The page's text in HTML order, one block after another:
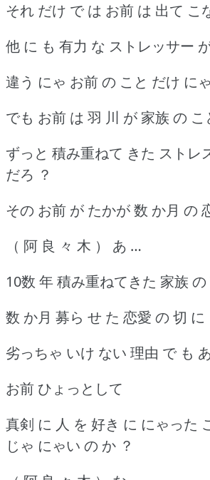
それ だけ で は お前 は 出て こ
他 に も 有力 な ストレッサー
違う にゃ お前 の こと だけ にゃ
でも お前 は 羽 川 が 家族 の こ
ずっと 積み重ねて きた ストレ
だろ ？
その お前 が たかが 数 か月 の
（ 阿 良 々 木 ） あ …
10数 年 積み重ねてきた 家族
数 か月 募ら せ た 恋愛 の 切 に
劣っちゃ いけ ない 理由 で も
お前 ひょっとして
真剣 に 人 を 好き に にゃった
じゃ にゃい の か ？